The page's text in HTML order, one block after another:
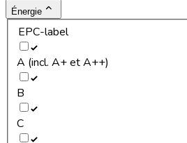
Énergie
EPC-label
A (incl. A+ et A++)
B
C